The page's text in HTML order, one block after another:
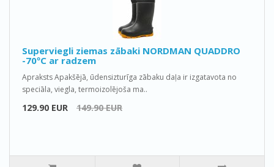
Superviegli ziemas zābaki NORDMAN QUADDRO
-70ºС ar radzem
Apraksts Apakšējā, ūdensizturīga zābaku daļa ir izgatavota no
speciāla, viegla, termoizolējoša ma..
129.90 EUR 149.90 EUR